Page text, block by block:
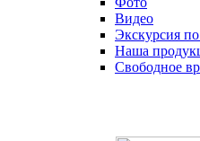
Видео
Экскурсия
Наша
Свободное